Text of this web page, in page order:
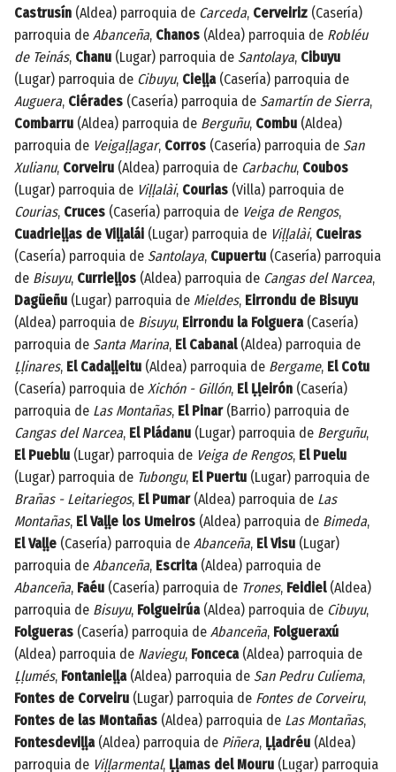
Castrusín (Aldea) parroquia de Carceda, Cerveiriz (Casería)
parroquia de Abanceña, Chanos (Aldea) parroquia de Robléu
de Teinás, Chanu (Lugar) parroquia de Santolaya, Cibuyu
(Lugar) parroquia de Cibuyu, Cieḷḷa(Casería) parroquia de
Auguera, Ciérades (Casería) parroquia de Samartín de Sierra,
Combarru (Aldea) parroquia de Berguñu, Combu (Aldea)
parroquia de Veigaḷḷagar, Corros (Casería) parroquia de San
Xulianu, Corveiru (Aldea) parroquia de Carbachu, Coubos
(Lugar) parroquia de Viḷḷalài, Courias (Villa) parroquia de
Courias, Cruces (Casería) parroquia de Veiga de Rengos,
Cuadrieḷḷas de Viḷḷalái (Lugar) parroquia de Viḷḷalài, Cueiras
(Casería) parroquia de Santolaya, Cupuertu (Casería) parroquia
de Bisuyu, Currieḷḷos (Aldea) parroquia de Cangas del Narcea,
Dagüeñu (Lugar) parroquia de Mieldes, Eirrondu de Bisuyu
(Aldea) parroquia de Bisuyu, Eirrondu la Folguera(Casería)
parroquia de Santa Marina, El Cabanal(Aldea) parroquia de
Ḷḷinares, El Cadaḷḷeitu (Aldea) parroquia de Bergame, El Cotu
(Casería) parroquia de Xichón - Gillón, El Ḷḷeirón (Casería)
parroquia de Las Montañas, El Pinar(Barrio) parroquia de
Cangas del Narcea, El Pládanu (Lugar) parroquia de Berguñu,
El Pueblu (Lugar) parroquia de Veiga de Rengos, El Puelu
(Lugar) parroquia de Tubongu, El Puertu (Lugar) parroquia de
Brañas - Leitariegos, El Pumar(Aldea) parroquia de Las
Montañas, El Vaḷḷe los Umeiros (Aldea) parroquia de Bimeda,
El Vaḷḷe (Casería) parroquia de Abanceña, El Visu (Lugar)
parroquia de Abanceña, Escrita(Aldea) parroquia de
Abanceña, Faéu (Casería) parroquia de Trones, Feidiel(Aldea)
parroquia de Bisuyu, Folgueirúa(Aldea) parroquia de Cibuyu,
Folgueras (Casería) parroquia de Abanceña, Folgueraxú
(Aldea) parroquia de Naviegu, Fonceca(Aldea) parroquia de
Ḷḷumés, Fontanieḷḷa(Aldea) parroquia de San Pedru Culiema,
Fontes de Corveiru (Lugar) parroquia de Fontes de Corveiru,
Fontes de las Montañas (Aldea) parroquia de Las Montañas,
Fontesdeviḷḷa(Aldea) parroquia de Piñera, Ḷḷadréu (Aldea)
parroquia de Viḷḷarmental, Ḷḷamas del Mouru (Lugar) parroquia